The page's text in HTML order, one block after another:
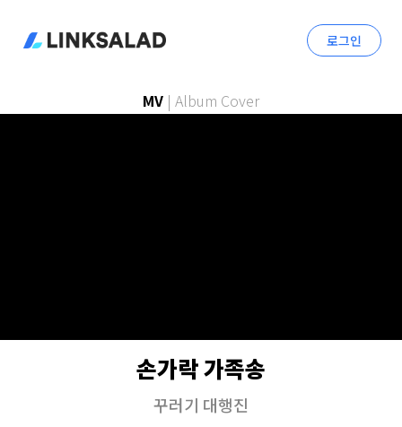
로그인
MV | Album Cover
손가락 가족송
꾸러기 대행진